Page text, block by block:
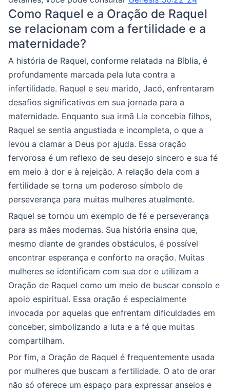
Como Raquel e a Oração de Raquel
se relacionam com a fertilidade e a
maternidade?
A história de Raquel, conforme relatada na Bíblia, é
profundamente marcada pela luta contra a
infertilidade. Raquel e seu marido, Jacó, enfrentaram
desafios significativos em sua jornada para a
maternidade. Enquanto sua irmã Lia concebia filhos,
Raquel se sentia angustiada e incompleta, o que a
levou a clamar a Deus por ajuda. Essa oração
fervorosa é um reflexo de seu desejo sincero e sua fé
em meio à dor e à rejeição. A relação dela com a
fertilidade se torna um poderoso símbolo de
perseverança para muitas mulheres atualmente.
Raquel se tornou um exemplo de fé e perseverança
para as mães modernas. Sua história ensina que,
mesmo diante de grandes obstáculos, é possível
encontrar esperança e conforto na oração. Muitas
mulheres se identificam com sua dor e utilizam a
Oração de Raquel como um meio de buscar consolo e
apoio espiritual. Essa oração é especialmente
invocada por aquelas que enfrentam dificuldades em
conceber, simbolizando a luta e a fé que muitas
compartilham.
Por fim, a Oração de Raquel é frequentemente usada
por mulheres que buscam a fertilidade. O ato de orar
não só oferece um espaço para expressar anseios e